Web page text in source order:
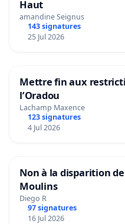
Haut
amandine Seignus
143 signatures
25 Jul 2026
Mettre fin aux
l’Oradou
Lachamp Maxence
123 signatures
4 Jul 2026
Non à la disparition
Moulins
Diego R
97 signatures
16 Jul 2026